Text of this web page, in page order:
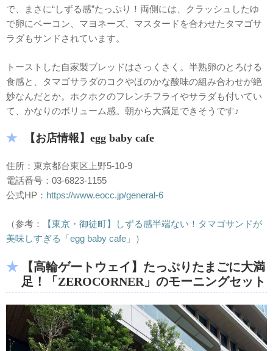
で、まさに“しずる感”たっぷり！両側には、クラッシュしたゆ
で卵にベーコン、マヨネーズ、マスタードを合わせたタマゴサ
ラダもサンドされています。
トーストした自家製ブレッドはさっくさく。半熟卵のとろける
食感と、タマゴサラダのコクやほのかな酸味の組み合わせが絶
妙なんだとか。ホクホクのフレンチフライやサラダも付いてい
て、かなりのボリューム感。朝から大満足できそうです♪
【お店情報】egg baby cafe
住所：東京都台東区上野5‐10‐9
電話番号：03‐6823‐1155
公式HP： https://www.eocc.jp/general-6
（参考：
【東京・御徒町】しずる感半端ない！タマゴサンドが
美味しすぎる「egg baby cafe」
）
【高輪ゲートウェイ】たっぷりたまごに大満
足！「ZEROCORNER」のモーニングセット